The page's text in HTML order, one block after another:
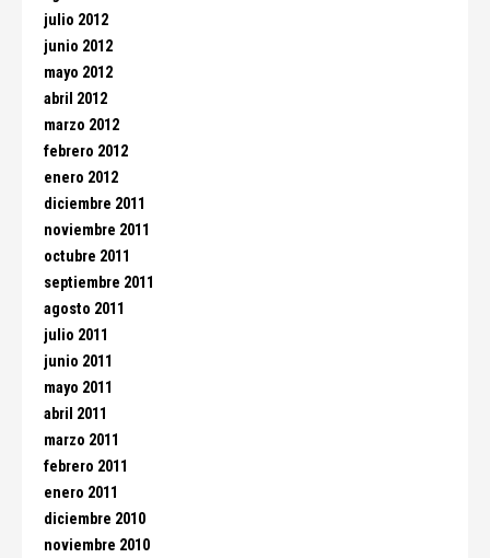
julio 2012
junio 2012
mayo 2012
abril 2012
marzo 2012
febrero 2012
enero 2012
diciembre 2011
noviembre 2011
octubre 2011
septiembre 2011
agosto 2011
julio 2011
junio 2011
mayo 2011
abril 2011
marzo 2011
febrero 2011
enero 2011
diciembre 2010
noviembre 2010